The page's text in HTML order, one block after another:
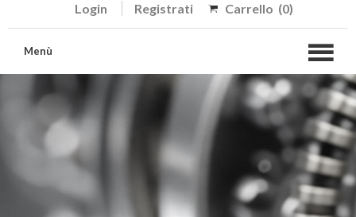
Login Registrati Carrello (0)
Menù